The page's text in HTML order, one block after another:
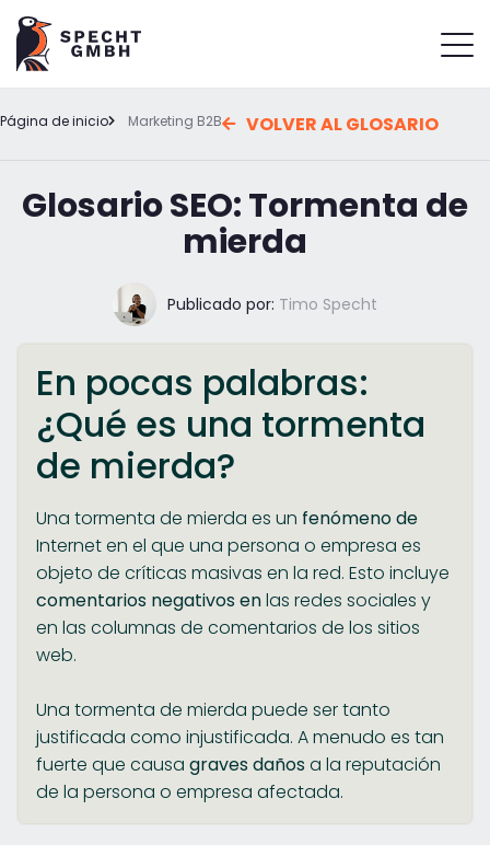
Página de inicio Marketing B2B VOLVER AL GLOSARIO
Glosario SEO: Tormenta de
mierda
Publicado por: Timo Specht
En pocas palabras:
¿Qué es una tormenta
de mierda?
Una tormenta de mierda es un fenómeno de
Internet en el que una persona o empresa es
objeto de críticas masivas en la red. Esto incluye
comentarios negativos enlas redes sociales y
en las columnas de comentarios de los sitios
web.
Una tormenta de mierda puede ser tanto
justificada como injustificada. A menudo es tan
fuerte que causa graves dañosa la reputación
de la persona o empresa afectada.